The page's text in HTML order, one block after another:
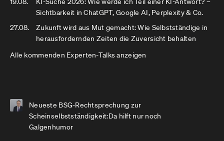
Sichtbarkeit in ChatGPT, Google AI, Perplexity & Co.
27.08.
Zukunft wird aus Mut gemacht: Wie Selbstständige in
herausfordernden Zeiten die Zuversicht behalten
Alle kommenden Experten-Talks anzeigen
Neueste BSG-Rechtsprechung zur
Scheinselbstständigkeit:Da hilft nur noch
Galgenhumor